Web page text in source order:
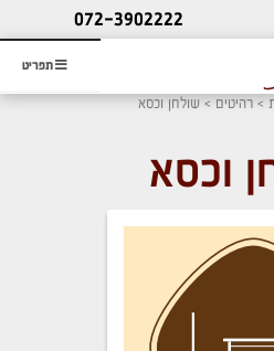
תפריט
ליעוץ חינם
והזמנת כרטיס שמחות
072-3902222
>רהיטים > שולחן וכסא
וכסא